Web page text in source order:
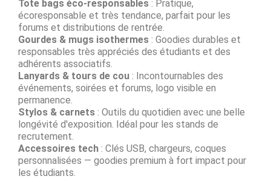
Tote bags éco-responsables : Pratique,
écoresponsable et très tendance, parfait pour les
forums et distributions de rentrée.
Gourdes & mugs isothermes : Goodies durables et
responsables très appréciés des étudiants et des
adhérents associatifs.
Lanyards & tours de cou : Incontournables des
événements, soirées et forums, logo visible en
permanence.
Stylos & carnets : Outils du quotidien avec une belle
longévité d'exposition. Idéal pour les stands de
recrutement.
Accessoires tech : Clés USB, chargeurs, coques
personnalisées — goodies premium à fort impact pour
les étudiants.